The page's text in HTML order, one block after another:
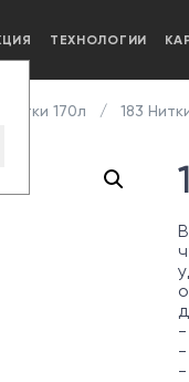
ТЕХНОЛОГИИ
Нитки 170л 183
-
-
-